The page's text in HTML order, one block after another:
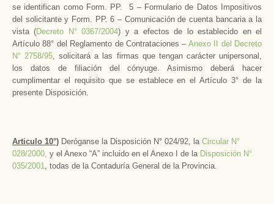
se identifican como Form. PP. 5 – Formulario de Datos Impositivos
del solicitante y Form. PP. 6 – Comunicación de cuenta bancaria a la
vista (Decreto N° 0367/2004) y a efectos de lo establecido en el
Artículo 88° del Reglamento de Contrataciones – Anexo II del Decreto
N° 2758/95, solicitará a las firmas que tengan carácter unipersonal,
los datos de filiación del cónyuge. Asimismo deberá hacer
cumplimentar el requisito que se establece en el Artículo 3° de la
presente Disposición.
Articulo 10°) Deróganse la Disposición N° 024/92, la Circular N°
028/2000, y el Anexo “A” incluido en el Anexo I de laDisposición N°
035/2001, todas de la Contaduría General de la Provincia.